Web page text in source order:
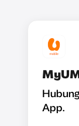
App.